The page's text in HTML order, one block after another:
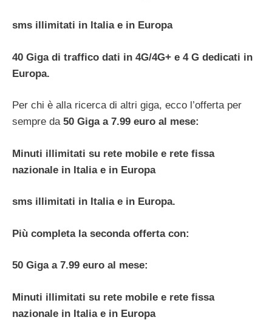
sms illimitati in Italia e in Europa
40 Giga di traffico dati in 4G/4G+ e 4 G dedicati in
Europa.
Per chi è alla ricerca di altri giga, ecco l’offerta per
sempre da 50 Giga a 7.99 euro al mese:
Minuti illimitati su rete mobile e rete fissa
nazionale in Italia e in Europa
sms illimitati in Italia e in Europa.
Più completa la seconda offerta con:
50 Giga a 7.99 euro al mese:
Minuti illimitati su rete mobile e rete fissa
nazionale in Italia e in Europa